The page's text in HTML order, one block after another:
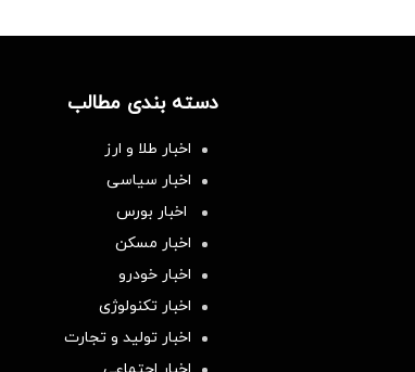
دسته بندی مطالب
اخبار طلا و ارز
اخبار سیاسی
اخبار بورس
اخبار مسکن
اخبار خودرو
اخبار تکنولوژی
اخبار تولید و تجارت